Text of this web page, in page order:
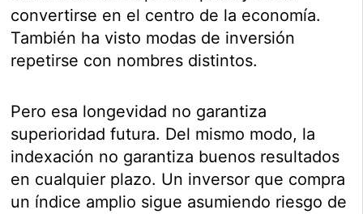
convertirse en el centro de la economía.
También ha visto modas de inversión
repetirse con nombres distintos.
Pero esa longevidad no garantiza
superioridad futura. Del mismo modo, la
indexación no garantiza buenos resultados
en cualquier plazo. Un inversor que compra
un índice amplio sigue asumiendo riesgo de